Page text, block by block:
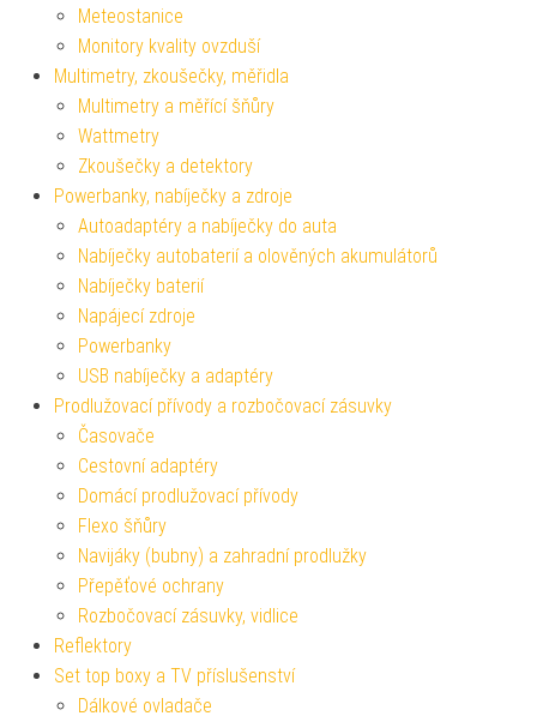
Meteostanice
Monitory kvality ovzduší
Multimetry, zkoušečky, měřidla
Multimetry a měřící šňůry
Wattmetry
Zkoušečky a detektory
Powerbanky, nabíječky a zdroje
Autoadaptéry a nabíječky do auta
Nabíječky autobaterií a olověných akumulátorů
Nabíječky baterií
Napájecí zdroje
Powerbanky
USB nabíječky a adaptéry
Prodlužovací přívody a rozbočovací zásuvky
Časovače
Cestovní adaptéry
Domácí prodlužovací přívody
Flexo šňůry
Navijáky (bubny) a zahradní prodlužky
Přepěťové ochrany
Rozbočovací zásuvky, vidlice
Reflektory
Set top boxy a TV příslušenství
Dálkové ovladače